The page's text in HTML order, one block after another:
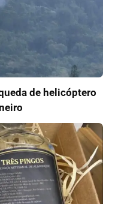
de helicóptero